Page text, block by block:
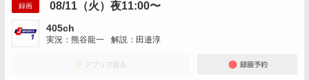
録画 08/11（火）夜11:00〜
405ch
実況：熊谷龍一 解説：田邉淳